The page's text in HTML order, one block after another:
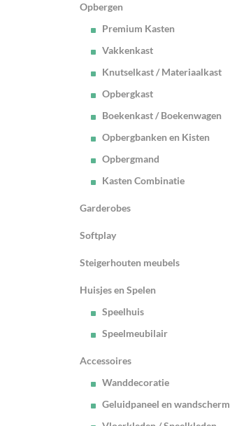
Opbergen
Premium Kasten
Vakkenkast
Knutselkast / Materiaalkast
Opbergkast
Boekenkast / Boekenwagen
Opbergbanken en Kisten
Opbergmand
Kasten Combinatie
Garderobes
Softplay
Steigerhouten meubels
Huisjes en Spelen
Speelhuis
Speelmeubilair
Accessoires
Wanddecoratie
Geluidpaneel en wandscherm